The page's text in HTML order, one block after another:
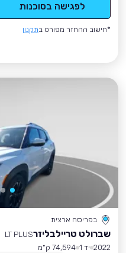
לפגישה בסוכנות
*חישוב ההחזר מפורט בתקנון
בפריסה ארצית
שברולט טריילבליזרLT PLUS
2022 יד 1
74,594 ק״מ